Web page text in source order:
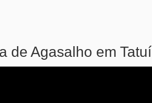
de Agasalho em Tatuí